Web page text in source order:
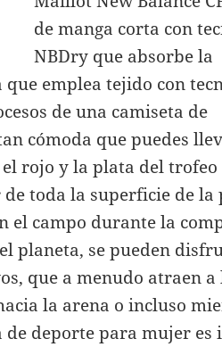
de manga corta con
NBDry que absorbe la
emplea tejido con
de una camiseta de
cómoda que puedes
rojo y la plata del trofeo
toda la superficie de la
el campo durante la
planeta, se pueden
que a menudo atraen a
la arena o incluso
deporte para mujer es